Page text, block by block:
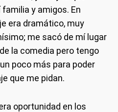
y amigos. En
era dramático, muy
me sacó de mí lugar
la comedia pero tengo
poco más para poder
que me pidan.
oportunidad en los